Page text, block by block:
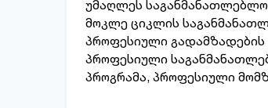
უმაღლეს საგანმანათლებლო
მოკლე ციკლის
პროფესიული
პროფესიული
პროგრამა, პროფესიული